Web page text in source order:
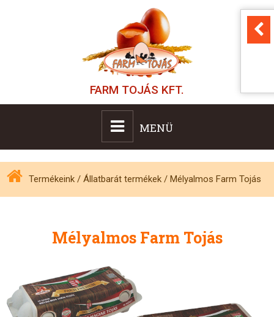
FARM TOJÁS KFT.
MENÜ
Termékeink /Állatbarát termékek /Mélyalmos Farm Tojás
Mélyalmos Farm Tojás